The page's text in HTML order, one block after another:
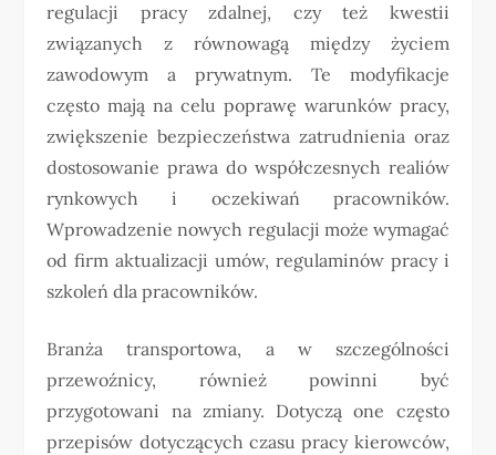
regulacji pracy zdalnej, czy też kwestii
związanych z równowagą między życiem
zawodowym a prywatnym. Te modyfikacje
często mają na celu poprawę warunków pracy,
zwiększenie bezpieczeństwa zatrudnienia oraz
dostosowanie prawa do współczesnych realiów
rynkowych i oczekiwań pracowników.
Wprowadzenie nowych regulacji może wymagać
od firm aktualizacji umów, regulaminów pracy i
szkoleń dla pracowników.
Branża transportowa, a w szczególności
przewoźnicy, również powinni być
przygotowani na zmiany. Dotyczą one często
przepisów dotyczących czasu pracy kierowców,